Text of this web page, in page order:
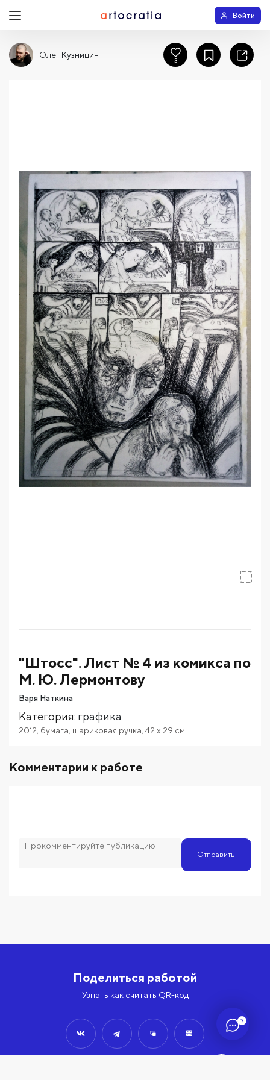
?
Войти
"Штосс". Лист № 4 из комикса по
М. Ю. Лермонтову
Варя Наткина
Категория: графика
2012 бумага шариковая ручка 42 x 29 см
Комментарии к работе
Отправить
Олег Кузницин
3
Поделиться работой
Узнать как считать QR-код